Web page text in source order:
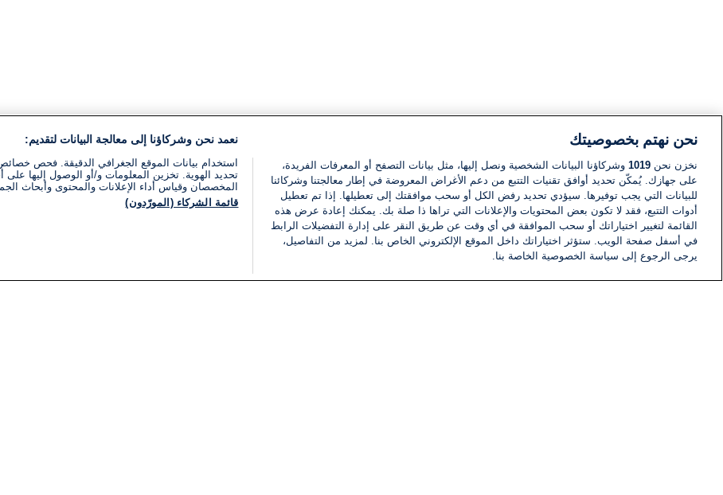
نحن نهتم بخصوصيتك
نخزن نحن 1019 وشركاؤنا البيانات الشخصية ونصل إليها، مثل بيانات التصفح أو المعرفات الفريدة،
على جهازك. يُمكّن تحديد أوافق تقنيات التتبع من دعم الأغراض المعروضة في إطار معالجتنا وشركائنا
للبيانات التي يجب توفيرها. سيؤدي تحديد رفض الكل أو سحب موافقتك إلى تعطيلها. إذا تم تعطيل
أدوات التتبع، فقد لا تكون بعض المحتويات والإعلانات التي تراها ذا صلة بك. يمكنك إعادة عرض هذه
القائمة لتغيير اختياراتك أو سحب الموافقة في أي وقت عن طريق النقر على إدارة التفضيلات الرابط
في أسفل صفحة الويب. ستؤثر اختياراتك داخل الموقع الإلكتروني الخاص بنا. لمزيد من التفاصيل،
يرجى الرجوع إلى سياسة الخصوصية الخاصة بنا.
نعمد نحن وشركاؤنا إلى معالجة البيانات لتقديم:
استخدام بيانات الموقع الجغرافي الدقيقة. فحص
تحديد الهوية. تخزين المعلومات و/أو الوصول إليها على
المخصصان وقياس أداء الإعلانات والمحتوى وأبحاث
قائمة الشركاء (المورّدون)